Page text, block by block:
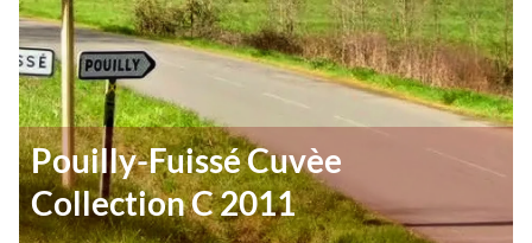
Pouilly-Fuissé Cuvèe
Collection C 2011